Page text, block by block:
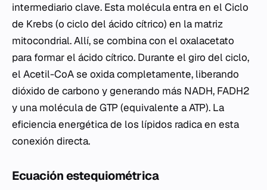
intermediario clave. Esta molécula entra en el Ciclo
de Krebs (o ciclo del ácido cítrico) en la matriz
mitocondrial. Allí, se combina con el oxalacetato
para formar el ácido cítrico. Durante el giro del ciclo,
el Acetil-CoA se oxida completamente, liberando
dióxido de carbono y generando más NADH, FADH2
y una molécula de GTP (equivalente a ATP). La
eficiencia energética de los lípidos radica en esta
conexión directa.
Ecuación estequiométrica